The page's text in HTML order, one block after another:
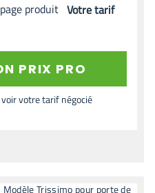
Votre tarif
PRIX PRO
votre tarif négocié